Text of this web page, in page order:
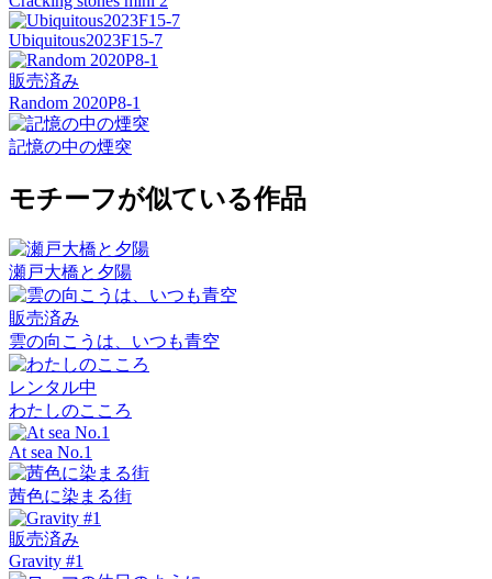
Ubiquitous2023F15-7
販売済み
Random 2020P8-1
記憶の中の煙突
モチーフが似ている作品
瀬戸大橋と夕陽
販売済み
雲の向こうは、いつも青空
レンタル中
わたしのこころ
At sea No.1
茜色に染まる街
販売済み
Gravity #1